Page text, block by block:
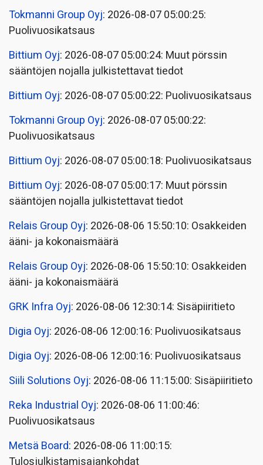
Tokmanni Group Oyj: 2026-08-07 05:00:25:
Puolivuosikatsaus
Bittium Oyj: 2026-08-07 05:00:24: Muut pörssin
sääntöjen nojalla julkistettavat tiedot
Bittium Oyj: 2026-08-07 05:00:22: Puolivuosikatsaus
Tokmanni Group Oyj: 2026-08-07 05:00:22:
Puolivuosikatsaus
Bittium Oyj: 2026-08-07 05:00:18: Puolivuosikatsaus
Bittium Oyj: 2026-08-07 05:00:17: Muut pörssin
sääntöjen nojalla julkistettavat tiedot
Relais Group Oyj: 2026-08-06 15:50:10: Osakkeiden
ääni- ja kokonaismäärä
Relais Group Oyj: 2026-08-06 15:50:10: Osakkeiden
ääni- ja kokonaismäärä
GRK Infra Oyj: 2026-08-06 12:30:14: Sisäpiiritieto
Digia Oyj: 2026-08-06 12:00:16: Puolivuosikatsaus
Digia Oyj: 2026-08-06 12:00:16: Puolivuosikatsaus
Siili Solutions Oyj: 2026-08-06 11:15:00: Sisäpiiritieto
Reka Industrial Oyj: 2026-08-06 11:00:46:
Puolivuosikatsaus
Metsä Board: 2026-08-06 11:00:15:
Tulosjulkistamisajankohdat